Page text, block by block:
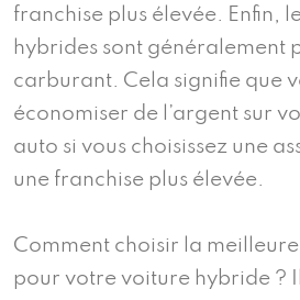
franchise plus élevée. Enfin,
hybrides sont généralement
carburant. Cela signifie que
économiser de l’argent sur
auto si vous choisissez une
une franchise plus élevée.
Comment choisir la
pour votre voiture hybride ?